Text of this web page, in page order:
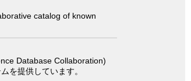
catalog of known
Database Collaboration)
を提供しています。